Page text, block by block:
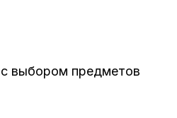
выбором предметов